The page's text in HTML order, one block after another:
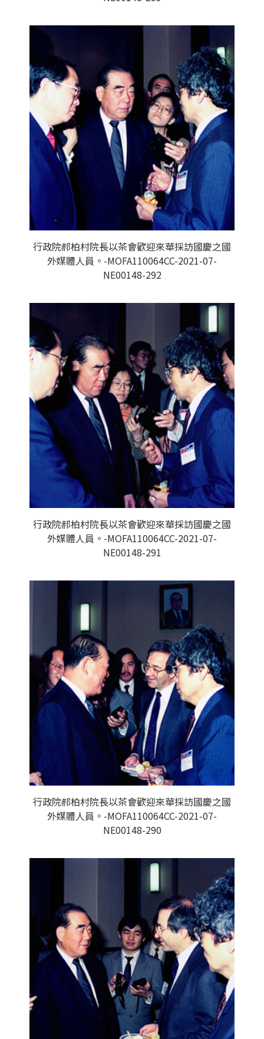
行政院郝柏村院長以茶會歡迎來華採訪國慶之國
外媒體人員。-MOFA110064CC-2021-07-
NE00148-292
行政院郝柏村院長以茶會歡迎來華採訪國慶之國
外媒體人員。-MOFA110064CC-2021-07-
NE00148-291
行政院郝柏村院長以茶會歡迎來華採訪國慶之國
外媒體人員。-MOFA110064CC-2021-07-
NE00148-290